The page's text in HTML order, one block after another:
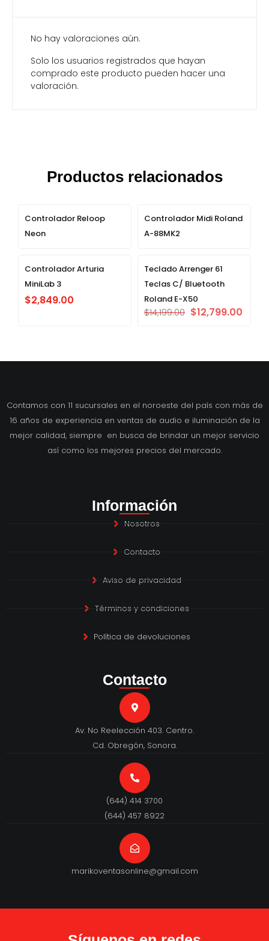
No hay valoraciones aún.
Solo los usuarios registrados que hayan
comprado este producto pueden hacer una
valoración.
Productos relacionados
Controlador Reloop
Neon
Controlador Midi Roland
A-88MK2
Controlador Arturia
MiniLab 3
$2,849.00
Teclado Arrenger 61
Teclas C/ Bluetooth
Roland E-X50
$14,199.00 $12,799.00
Contamos con 11 sucursales en el noroeste del país con más de
16 años de experiencia en ventas de audio e iluminación de la
mejor calidad, siempre en busca de brindar un mejor servicio
así como los mejores precios del mercado.
Información
Nosotros
Contacto
Aviso de privacidad
Términos y condiciones
Política de devoluciones
Contacto
Av. No Reelección 403. Centro.
Cd. Obregón, Sonora.
(644) 414 3700
(644) 457 8922
marikoventasonline@gmail.com